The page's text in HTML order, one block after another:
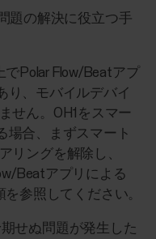
題の解決に役立つ手
Polar Flow/Beatアプ
り、モバイルデバイ
せん。OH1をスマー
場合、まずスマート
リングを解除し、
Beatアプリによる
参照してください。
せぬ問題が発生した